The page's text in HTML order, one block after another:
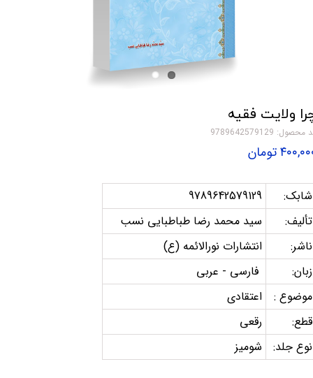
ولایت فقیه
9789642579129
تومان
شابک:
9789642579129
تألیف:
سید محمد رضا طباطبایی نسب
ناشر:
انتشارات نورالائمه (ع)
زبان:
فارسی - عربی
موضوع :
اعتقادی
قطع:
رقعی
نوع جلد:
شومیز